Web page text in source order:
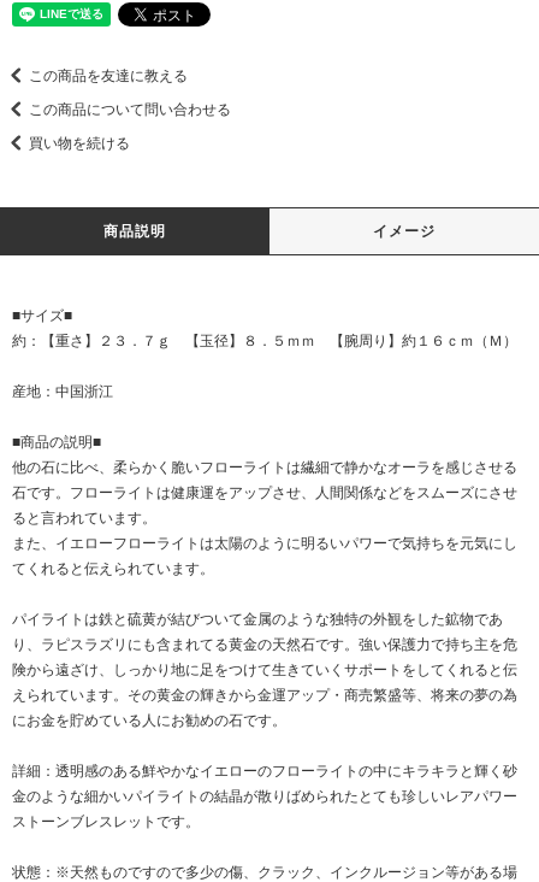
この商品を友達に教える
この商品について問い合わせる
買い物を続ける
商品説明 イメージ
■サイズ■
約：【重さ】２３．７ｇ 【玉径】８．５ｍｍ 【腕周り】約１６ｃｍ（Ｍ）
産地：中国浙江
■商品の説明■
他の石に比べ、柔らかく脆いフローライトは繊細で静かなオーラを感じさせる
石です。フローライトは健康運をアップさせ、人間関係などをスムーズにさせ
ると言われています。
また、イエローフローライトは太陽のように明るいパワーで気持ちを元気にし
てくれると伝えられています。
パイライトは鉄と硫黄が結びついて金属のような独特の外観をした鉱物であ
り、ラピスラズリにも含まれてる黄金の天然石です。強い保護力で持ち主を危
険から遠ざけ、しっかり地に足をつけて生きていくサポートをしてくれると伝
えられています。その黄金の輝きから金運アップ・商売繁盛等、将来の夢の為
にお金を貯めている人にお勧めの石です。
詳細：透明感のある鮮やかなイエローのフローライトの中にキラキラと輝く砂
金のような細かいパイライトの結晶が散りばめられたとても珍しいレアパワー
ストーンブレスレットです。
状態：※天然ものですので多少の傷、クラック、インクルージョン等がある場